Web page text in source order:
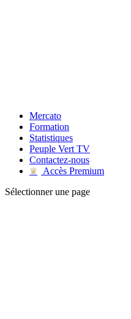
Mercato
Formation
Statistiques
Peuple Vert TV
Contactez-nous
♛
Accès Premium
Sélectionner une page